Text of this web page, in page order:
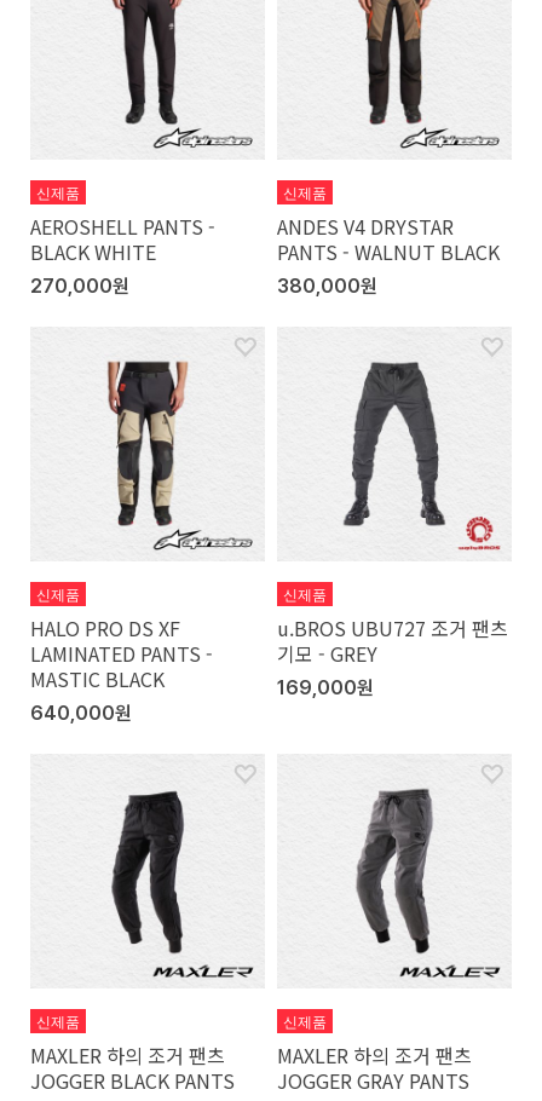
신제품
AEROSHELL PANTS -
BLACK WHITE
270,000원
신제품
ANDES V4 DRYSTAR
PANTS - WALNUT BLACK
380,000원
신제품
HALO PRO DS XF
LAMINATED PANTS -
MASTIC BLACK
640,000원
신제품
u.BROS UBU727 조거 팬츠
기모 - GREY
169,000원
신제품
MAXLER 하의 조거 팬츠
JOGGER BLACK PANTS
신제품
MAXLER 하의 조거 팬츠
JOGGER GRAY PANTS